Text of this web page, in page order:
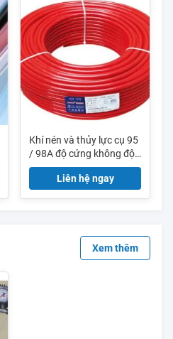
Khí nén và thủy lực cụ 95
/ 98A độ cứng không độc
hại PE ống khí nén Hose
Liên hệ ngay
Xem thêm